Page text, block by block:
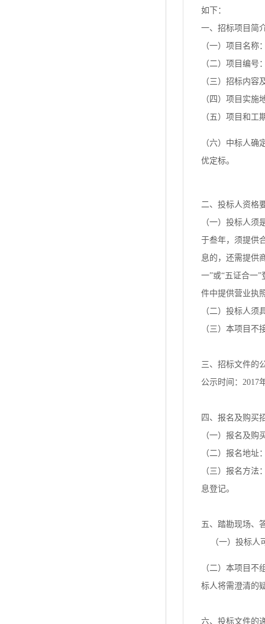
如下：
一、招标项目简
（一）项目名称
（二）项目编号
（三）招标内容
（四）项目实施
（五）项目和工
（六）中标人
优定标。
二、投标人资格
（一）投标人
于叁年，须提供
息的，还需提供
一”或“五证合一
件中提供营业执
（二）投标人
（三）本项目不
三、招标文件的
公示时间：2017
四、报名及购买
（一）报名及购
（二）报名地址
（三）报名方
息登记。
五、踏勘现场、
（一）投标人
（二）本项目不
标人将需澄清的
六、投标文件的